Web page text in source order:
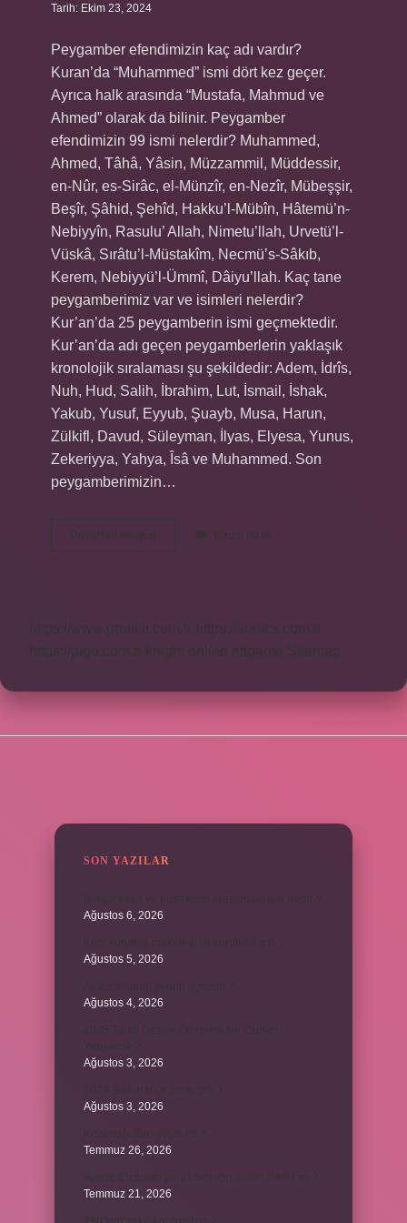
Tarih: Ekim 23, 2024
Peygamber efendimizin kaç adı vardır?
Kuran’da “Muhammed” ismi dört kez geçer.
Ayrıca halk arasında “Mustafa, Mahmud ve
Ahmed” olarak da bilinir. Peygamber
efendimizin 99 ismi nelerdir? Muhammed,
Ahmed, Tâhâ, Yâsin, Müzzammil, Müddessir,
en-Nûr, es-Sirâc, el-Münzîr, en-Nezîr, Mübeşşir,
Beşîr, Şâhid, Şehîd, Hakku’l-Mübîn, Hâtemü’n-
Nebiyyîn, Rasulu’ Allah, Nimetu’llah, Urvetü’l-
Vüskâ, Sırâtu’l-Müstakîm, Necmü’s-Sâkıb,
Kerem, Nebiyyü’l-Ümmî, Dâiyu’llah. Kaç tane
peygamberimiz var ve isimleri nelerdir?
Kur’an’da 25 peygamberin ismi geçmektedir.
Kur’an’da adı geçen peygamberlerin yaklaşık
kronolojik sıralaması şu şekildedir: Adem, İdrîs,
Nuh, Hud, Salih, İbrahim, Lut, İsmail, İshak,
Yakub, Yusuf, Eyyub, Şuayb, Musa, Harun,
Zülkifl, Davud, Süleyman, İlyas, Elyesa, Yunus,
Zekeriyya, Yahya, Îsâ ve Muhammed. Son
peygamberimizin…
Devamını okuyun
Peygamber
Efendimizin
Yorum Bırak
https://www.profikir.com.tr
https://sonics.com.tr
https://pigo.com.tr knight online nttgame Sitemap
SON YAZILAR
Bileşik kesir ve basit kesir arasındaki fark nedir ?
Ağustos 6, 2026
Ağustos 5, 2026
Ağustos 4, 2026
Ağustos 3, 2026
Ağustos 3, 2026
Temmuz 26, 2026
Temmuz 21, 2026